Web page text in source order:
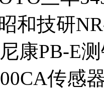
和技研
康PB-E
传感